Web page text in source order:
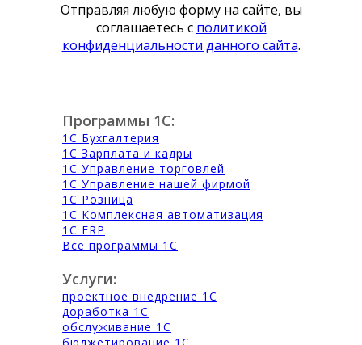
Отправляя любую форму на сайте, вы
соглашаетесь с политикой
конфиденциальности данного сайта.
Программы 1С:
1С Бухгалтерия
1С Зарплата и кадры
1С Управление торговлей
1С Управление нашей фирмой
1С Розница
1С Комплексная автоматизация
1С ERP
Все программы 1С
Услуги:
проектное внедрение 1С
доработка 1С
обслуживание 1С